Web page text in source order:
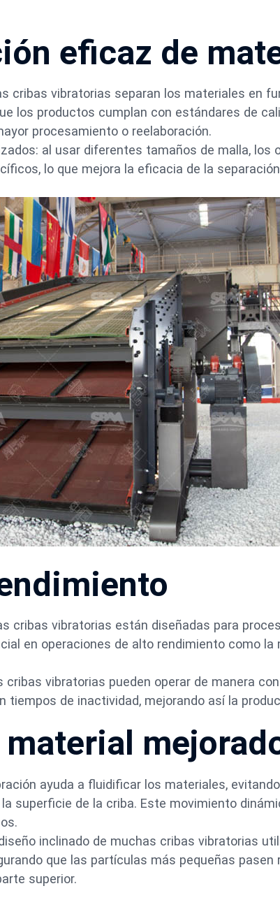
eficaz de
cribas vibratorias separan los materiales en
los productos cumplan con estándares de
procesamiento o reelaboración.
al usar diferentes tamaños de malla, los
lo que mejora la eficacia de la
cribas vibratorias están diseñadas para
en operaciones de alto rendimiento como la
cribas vibratorias pueden operar de manera
tiempos de inactividad, mejorando así la
ayuda a fluidificar los materiales,
superficie de la criba. Este movimiento
inclinado de muchas cribas vibratorias
que las partículas más pequeñas
superior.